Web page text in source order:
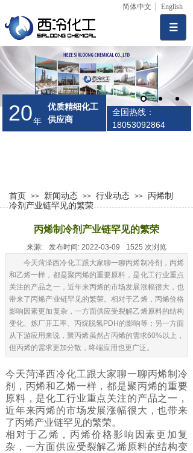
简体中文 English
年
20
优质精细化工
供应商
全国热线：
18053092864
首页 >> 新闻动态 >> 行业动态 >> 丙烯制
冷剂产业链罕见的繁荣
丙烯制冷剂产业链罕见的繁荣
来源: 发布时间: 2022-03-09 1525 次浏览
今天菏泽西冷化工跟大家聊一聊丙烯制冷剂，丙烯
和乙烯一样，都是聚丙烯的重要原料，是化工行业重点
关注的产品之一，近年来丙烯的市场发展涨幅很大，也
带来了丙烯产业链罕见的繁荣。相对于乙烯，丙烯价格
影响因素更加复杂，一方面供应受裂解乙烯原料的结构
变化、炼厂开工率、丙烷脱氢PDH的影响等；另一方面
从下游应用来说，聚丙烯虽然占丙烯的需求60%以上，
但丙烯的需求更加分散，终端应用也更广泛。
今天菏泽西冷化工跟大家聊一聊丙烯制冷
剂，丙烯和乙烯一样，都是聚丙烯的重要
原料，是化工行业重点关注的产品之一，
近年来丙烯的市场发展涨幅很大，也带来
了丙烯产业链罕见的繁荣。
相对于乙烯，丙烯价格影响因素更加复
杂，一方面供应受裂解乙烯原料的结构变